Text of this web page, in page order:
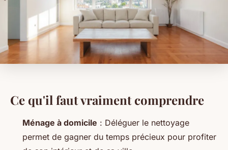
Ce qu'il faut vraiment comprendre
Ménage à domicile : Déléguer le nettoyage
permet de gagner du temps précieux pour profiter